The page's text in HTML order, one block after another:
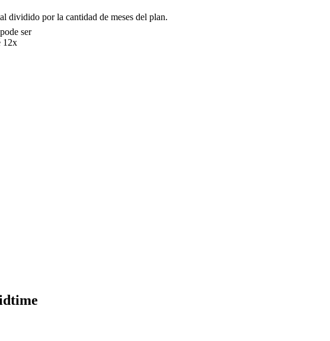
dividido por la cantidad de meses del plan.